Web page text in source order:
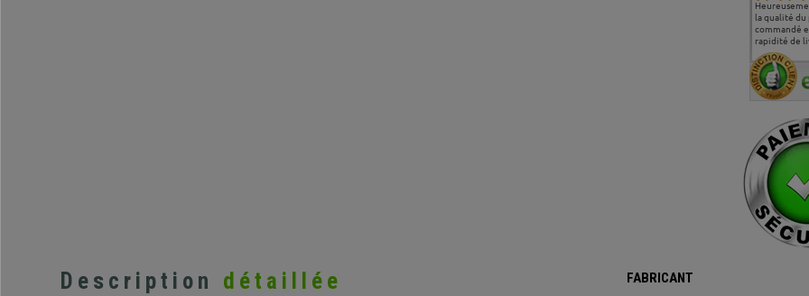
Siege
correspond
attentes et
J'ai pu
sièges que
dans les
de
regrette pas
Description détaillée FABRICANT